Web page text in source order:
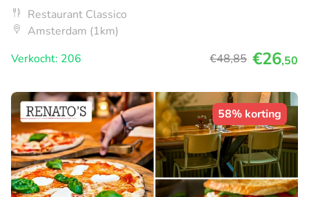
Restaurant Classico
Amsterdam (1km)
Verkocht: 206
€48,85 €26,50
58% korting